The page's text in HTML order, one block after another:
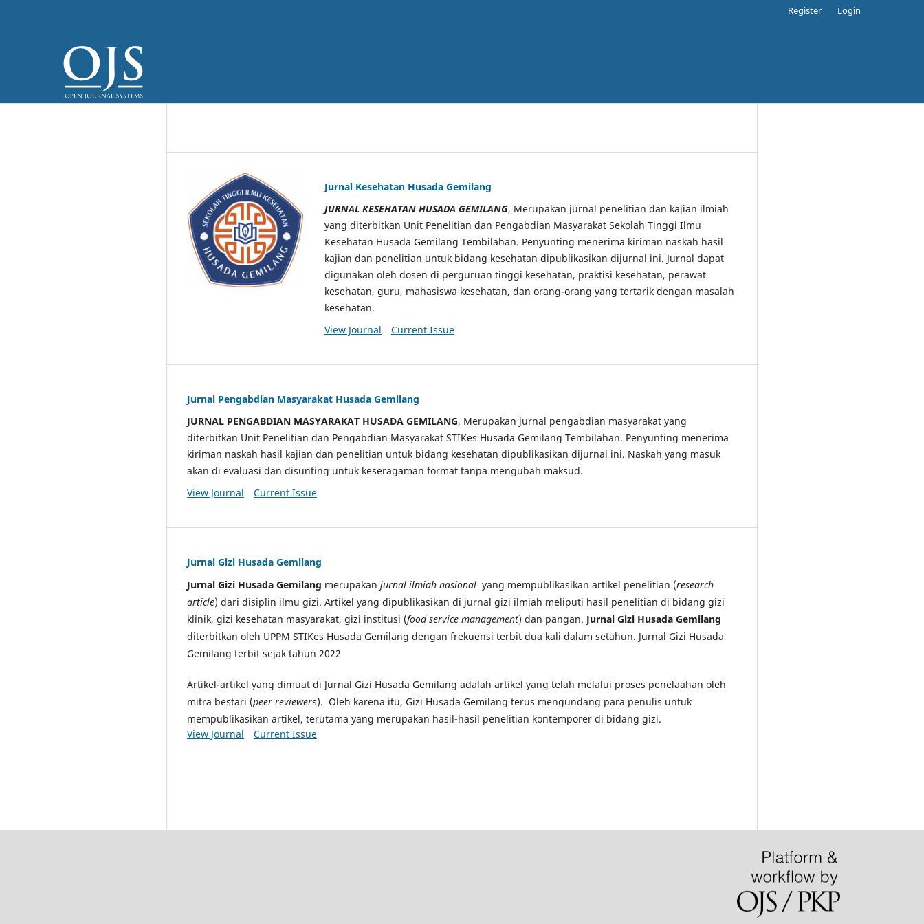
Register Login
Jurnal Kesehatan Husada Gemilang
JURNAL KESEHATAN HUSADA GEMILANG, Merupakan jurnal penelitian dan kajian ilmiah
yang diterbitkan Unit Penelitian dan Pengabdian Masyarakat Sekolah Tinggi Ilmu
Kesehatan Husada Gemilang Tembilahan. Penyunting menerima kiriman naskah hasil
kajian dan penelitian untuk bidang kesehatan dipublikasikan dijurnal ini. Jurnal dapat
digunakan oleh dosen di perguruan tinggi kesehatan, praktisi kesehatan, perawat
kesehatan, guru, mahasiswa kesehatan, dan orang-orang yang tertarik dengan masalah
kesehatan.
View Journal
Current Issue
Jurnal Pengabdian Masyarakat Husada Gemilang
JURNAL PENGABDIAN MASYARAKAT HUSADA GEMILANG, Merupakan jurnal pengabdian masyarakat yang
diterbitkan Unit Penelitian dan Pengabdian Masyarakat STIKes Husada Gemilang Tembilahan. Penyunting menerima
kiriman naskah hasil kajian dan penelitian untuk bidang kesehatan dipublikasikan dijurnal ini. Naskah yang masuk
akan di evaluasi dan disunting untuk keseragaman format tanpa mengubah maksud.
View Journal
Current Issue
Jurnal Gizi Husada Gemilang
Jurnal Gizi Husada Gemilang merupakan jurnal ilmiah nasional yang mempublikasikan artikel penelitian (research
article) dari disiplin ilmu gizi. Artikel yang dipublikasikan di jurnal gizi ilmiah meliputi hasil penelitian di bidang gizi
klinik, gizi kesehatan masyarakat, gizi institusi (food service management) dan pangan. Jurnal Gizi Husada Gemilang
diterbitkan oleh UPPM STIKes Husada Gemilang dengan frekuensi terbit dua kali dalam setahun. Jurnal Gizi Husada
Gemilang terbit sejak tahun 2022
Artikel-artikel yang dimuat di Jurnal Gizi Husada Gemilang adalah artikel yang telah melalui proses penelaahan oleh
mitra bestari (peer reviewers). Oleh karena itu, Gizi Husada Gemilang terus mengundang para penulis untuk
mempublikasikan artikel, terutama yang merupakan hasil-hasil penelitian kontemporer di bidang gizi.
View Journal
Current Issue